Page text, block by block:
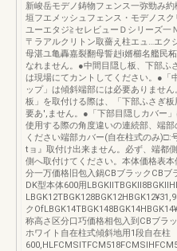
新峻岳モデノ鋳物フェンス一弥勁み
垣フエメッシュフェンス・モデノス
ユーエタジ≧セレビューＤシリーズ一
〒ラアルクリトン取薔え柱エュ…エク
母湛ユ亀轟嘉裂翻母誓赳i婿櫛名艦民
なれません。●中間目隠し板、下部ふ
は現場にてカントしてください。●「
ップ」は傾斜端部には必要ありませ
板」を取付ける際は、「下部ふさぎ
要あ',ません。●「下部目隠しカバー
使用する際の角度違いの連続部、端
ください端部カバー(自在柱式のみ)□:
tョ』取付け出来ません。必ず、端都
側へ取付けてください。本体価格表
分一万価格旧包入鍋CBブラックCBブ
DK型本体600用
ク
称高さ区分口巧価格相包入到CBブラ
ホワイト自在柱式傾斜地用1段自在柱